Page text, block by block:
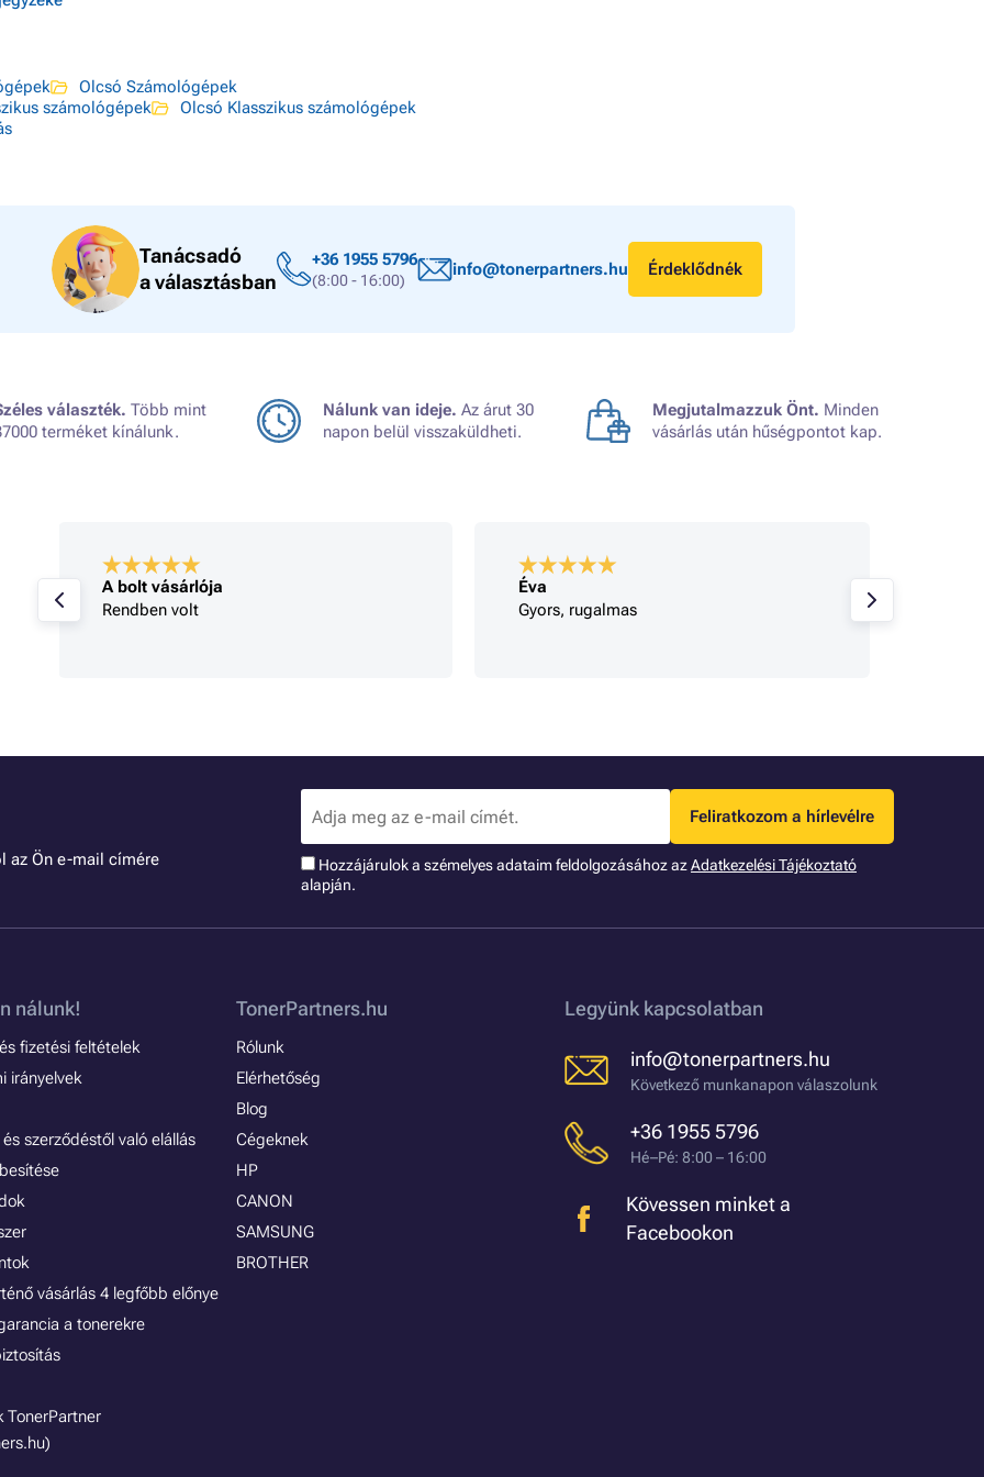
Olcsó Számológépek
számológépek
Olcsó Klasszikus számológépek
Tanácsadó
a választásban
+36 1955 5796
(8:00 - 16:00)
info@tonerpartners.hu Érdeklődnék
választék. Több mint
terméket kínálunk.
Nálunk van ideje. Az árut 30
napon belül visszaküldheti.
Megjutalmazzuk Önt. Minden
vásárlás után hűségpontot kap.
A bolt vásárlója
Rendben volt
Éva
Gyors, rugalmas
az Ön e-mail címére
Feliratkozom a hírlevélre
Hozzájárulok a szémelyes adataim feldolgozásához azAdatkezelési Tájékoztató
alapján.
nálunk!
fizetési feltételek
irányelvek
szerződéstől való elállás
vásárlás 4 legfőbb előnye
a tonerekre
TonerPartner
TonerPartners.hu
Rólunk
Elérhetőség
Blog
Cégeknek
HP
CANON
SAMSUNG
BROTHER
Legyünk kapcsolatban
info@tonerpartners.hu
Következő munkanapon válaszolunk
+36 1955 5796
Hé–Pé: 8:00 – 16:00
Kövessen minket a
Facebookon